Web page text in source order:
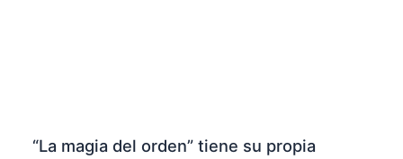
“La magia del orden” tiene su propia